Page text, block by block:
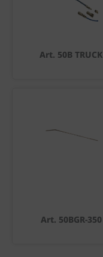
Art. 50B TRUCK
Art. 50BGR-350